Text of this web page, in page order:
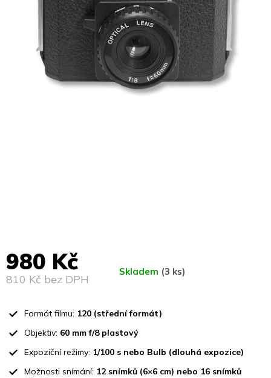
980 Kč
810 Kč bez DPH
cena:
Skladem (3 ks)
Formát filmu: 120 (střední formát)
Objektiv: 60 mm f/8 plastový
Expoziční režimy: 1/100 s nebo Bulb (dlouhá expozice)
Možnosti snímání: 12 snímků (6×6 cm) nebo 16 snímků